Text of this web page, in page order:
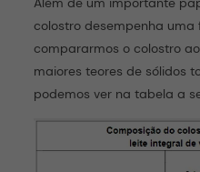
colostro desempenha uma
compararmos o colostro
maiores teores de sólidos
podemos ver na tabela a